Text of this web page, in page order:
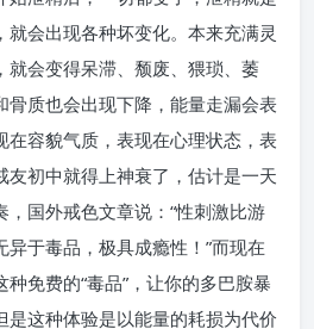
会出现各种坏变化。本来充满灵
就会变得呆滞、颓废、猥琐、萎
骨质也会出现下降，能量走漏会表
在容貌气质，表现在心理状态，表
友初中就得上神衰了，估计是一天
国外戒色文章说：“性刺激比游
于毒品，极具成瘾性！”而现在
免费的“毒品”，让你的多巴胺暴
是这种体验是以能量的耗损为代价